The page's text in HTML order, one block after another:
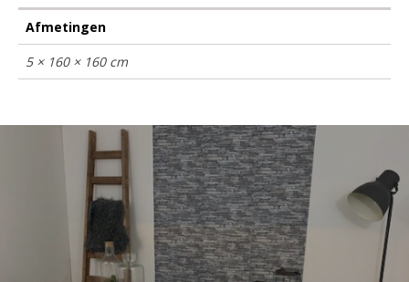
Afmetingen
5 × 160 × 160 cm